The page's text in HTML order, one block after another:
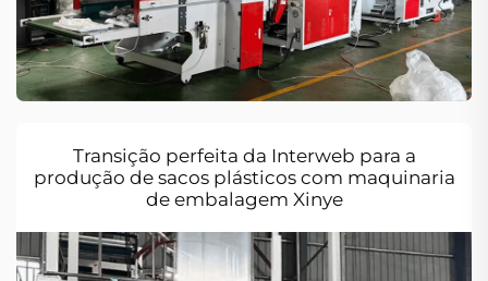
Transição perfeita da Interweb para a
produção de sacos plásticos com maquinaria
de embalagem Xinye